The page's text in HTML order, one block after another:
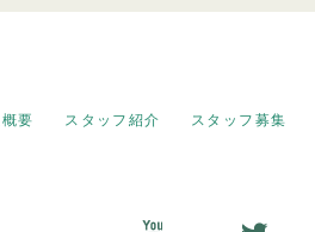
要 スタッフ紹介 スタッフ募集